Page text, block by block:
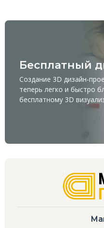
Бесплатный
Создание 3D дизайн-
теперь легко и быстро
бесплатному 3D